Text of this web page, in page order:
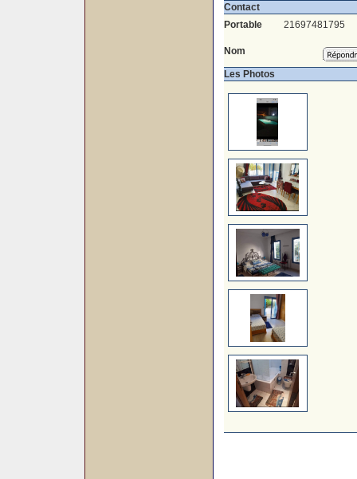
Contact
Portable
21697481795
Nom
Les Photos